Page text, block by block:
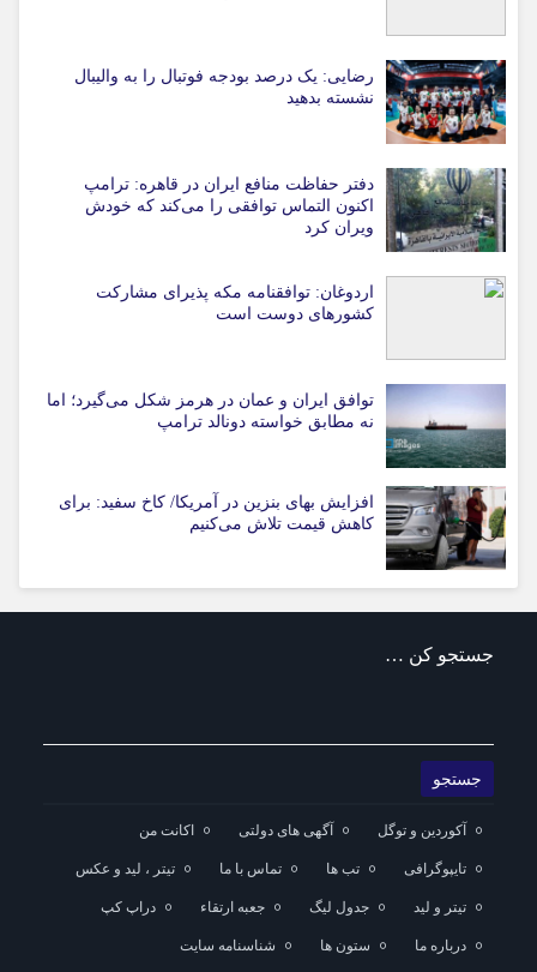
رضایی: یک درصد بودجه فوتبال را به والیبال
نشسته بدهید
دفتر حفاظت منافع ایران در قاهره: ترامپ
اکنون التماس توافقی را می‌کند که خودش
ویران کرد
اردوغان: توافقنامه مکه پذیرای مشارکت
کشورهای دوست است
توافق ایران و عمان در هرمز شکل می‌گیرد؛ اما
نه مطابق خواسته دونالد ترامپ
افزایش بهای بنزین در آمریکا/ کاخ سفید: برای
کاهش قیمت تلاش می‌کنیم
جستجو کن …
آکوردین و توگل آگهی های دولتی اکانت من
تایپوگرافی تب ها تماس با ما تیتر ، لید و عکس
تیتر و لید جدول لیگ جعبه ارتقاء دراپ کپ
درباره ما ستون ها شناسنامه سایت